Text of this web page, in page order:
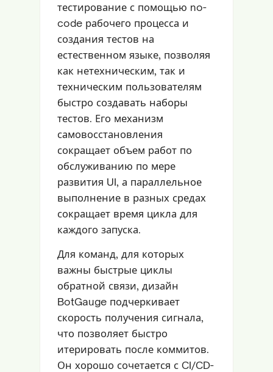
тестирование с помощью no-
code рабочего процесса и
создания тестов на
естественном языке, позволяя
как нетехническим, так и
техническим пользователям
быстро создавать наборы
тестов. Его механизм
самовосстановления
сокращает объем работ по
обслуживанию по мере
развития UI, а параллельное
выполнение в разных средах
сокращает время цикла для
каждого запуска.
Для команд, для которых
важны быстрые циклы
обратной связи, дизайн
BotGauge подчеркивает
скорость получения сигнала,
что позволяет быстро
итерировать после коммитов.
Он хорошо сочетается с CI/CD-